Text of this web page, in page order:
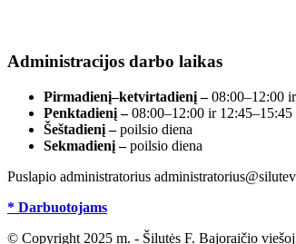
Administracijos darbo laikas
Pirmadienį–ketvirtadienį –08:00–12:00
Penktadienį –08:00–12:00 ir 12:45–15:45
Šeštadienį –poilsio diena
Sekmadienį –poilsio diena
Puslapio administratorius
* Darbuotojams
© Copyright 2025 m. - Šilutės F. Bajoraičio